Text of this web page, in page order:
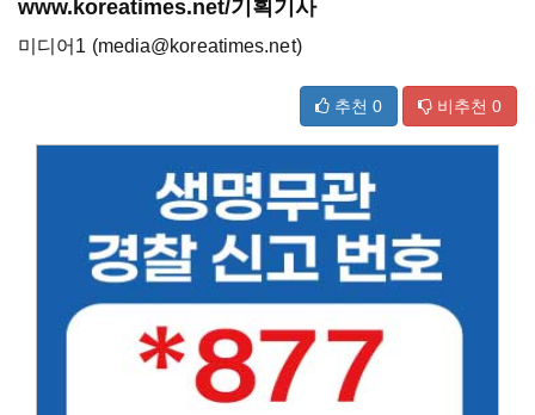
www.koreatimes.net/기획기사
미디어1 (media@koreatimes.net)
추천 0 비추천 0